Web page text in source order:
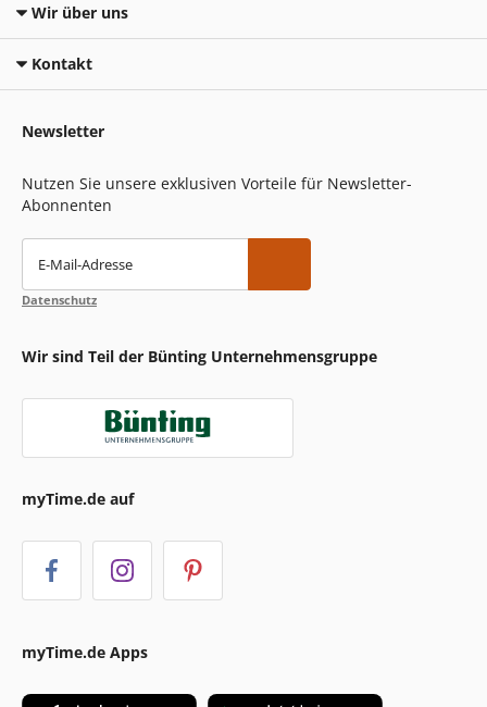
Wir über uns
Kontakt
Newsletter
Nutzen Sie unsere exklusiven Vorteile für Newsletter-
Abonnenten
E-Mail-Adresse
Datenschutz
Wir sind Teil der Bünting Unternehmensgruppe
myTime.de auf
myTime.de Apps